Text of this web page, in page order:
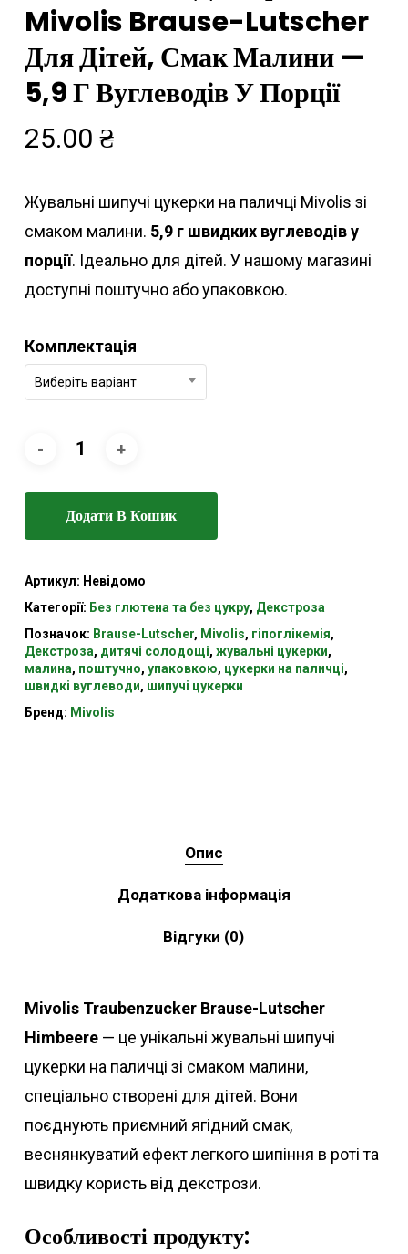
Mivolis Brause-Lutscher
Для Дітей, Смак Малини —
5,9 Г Вуглеводів У Порції
25.00 ₴
Жувальні шипучі цукерки на паличці Mivolis зі
смаком малини. 5,9 г швидких вуглеводів у
порції. Ідеально для дітей. У нашому магазині
доступні поштучно або упаковкою.
Комплектація
Виберіть варіант
Додати В Кошик
Артикул: Невідомо
Категорії: Без глютена та без цукру, Декстроза
Позначок: Brause-Lutscher, Mivolis, гіпоглікемія,
Декстроза, дитячі солодощі, жувальні цукерки,
малина, поштучно, упаковкою, цукерки на паличці,
швидкі вуглеводи, шипучі цукерки
Бренд: Mivolis
Опис
Додаткова інформація
Відгуки (0)
Mivolis Traubenzucker Brause-Lutscher
Himbeere— це унікальні жувальні шипучі
цукерки на паличці зі смаком малини,
спеціально створені для дітей. Вони
поєднують приємний ягідний смак,
веснянкуватий ефект легкого шипіння в роті та
швидку користь від декстрози.
Особливості продукту: